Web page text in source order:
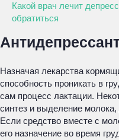
Какой врач лечит
обратиться
Назначая лекарства
способность проникать в
сам процесс лактации.
синтез и выделение
Если средство вместе с
его назначение во время